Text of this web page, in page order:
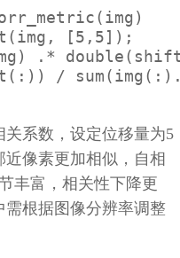
[5,5]);
.*
/
系数，设定位移量为5
像素更加相似，自相
丰富，相关性下降更
根据图像分辨率调整